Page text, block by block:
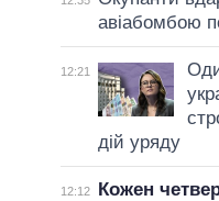
авіабомбою
12:21
дій уряду
12:12
Кожен